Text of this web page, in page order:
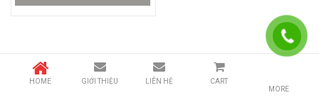
HOME GIỚI THIỆU LIÊN HỆ
CART
MORE